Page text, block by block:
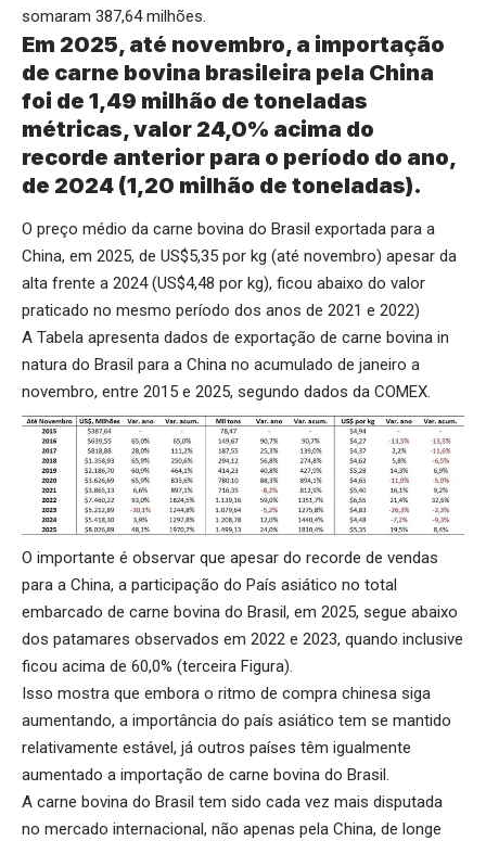
somaram 387,64 milhões.
Em 2025, até novembro, a importação
de carne bovina brasileira pela China
foi de 1,49 milhão de toneladas
métricas, valor 24,0% acima do
recorde anterior para o período do ano,
de 2024 (1,20 milhão de toneladas).
O preço médio da carne bovina do Brasil exportada para a
China, em 2025, de US$5,35 por kg (até novembro) apesar da
alta frente a 2024 (US$4,48 por kg), ficou abaixo do valor
praticado no mesmo período dos anos de 2021 e 2022)
A Tabela apresenta dados de exportação de carne bovina in
natura do Brasil para a China no acumulado de janeiro a
novembro, entre 2015 e 2025, segundo dados da COMEX.
O importante é observar que apesar do recorde de vendas
para a China, a participação do País asiático no total
embarcado de carne bovina do Brasil, em 2025, segue abaixo
dos patamares observados em 2022 e 2023, quando inclusive
ficou acima de 60,0% (terceira Figura).
Isso mostra que embora o ritmo de compra chinesa siga
aumentando, a importância do país asiático tem se mantido
relativamente estável, já outros países têm igualmente
aumentado a importação de carne bovina do Brasil.
A carne bovina do Brasil tem sido cada vez mais disputada
no mercado internacional, não apenas pela China, de longe